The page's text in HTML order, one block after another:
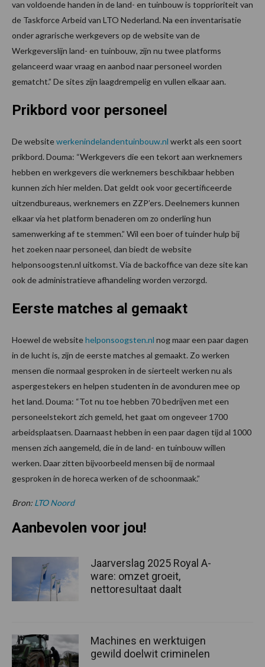
van voldoende handen in de land- en tuinbouw is topprioriteit van
de Taskforce Arbeid van LTO Nederland. Na een inventarisatie
onder agrarische werkgevers op de website van de
Werkgeverslijn land- en tuinbouw, zijn nu twee platforms
gelanceerd waar vraag en aanbod naar personeel worden
gematcht.” De sites zijn laagdrempelig en vullen elkaar aan.
Prikbord voor personeel
De websitewerkenindelandentuinbouw.nl werkt als een soort
prikbord. Douma: “Werkgevers die een tekort aan werknemers
hebben en werkgevers die werknemers beschikbaar hebben
kunnen zich hier melden. Dat geldt ook voor gecertificeerde
uitzendbureaus, werknemers en ZZP’ers. Deelnemers kunnen
elkaar via het platform benaderen om zo onderling hun
samenwerking af te stemmen.” Wil een boer of tuinder hulp bij
het zoeken naar personeel, dan biedt de website
helponsoogsten.nl uitkomst. Via de backoffice van deze site kan
ook de administratieve afhandeling worden verzorgd.
Eerste matches al gemaakt
Hoewel de websitehelponsoogsten.nl nog maar een paar dagen
in de lucht is, zijn de eerste matches al gemaakt. Zo werken
mensen die normaal gesproken in de sierteelt werken nu als
aspergestekers en helpen studenten in de avonduren mee op
het land. Douma: “Tot nu toe hebben 70 bedrijven met een
personeelstekort zich gemeld, het gaat om ongeveer 1700
arbeidsplaatsen. Daarnaast hebben in een paar dagen tijd al 1000
mensen zich aangemeld, die in de land- en tuinbouw willen
werken. Daar zitten bijvoorbeeld mensen bij de normaal
gesproken in de horeca werken of de schoonmaak.”
Bron: LTO Noord
Aanbevolen voor jou!
Jaarverslag 2025 Royal A-
ware: omzet groeit,
nettoresultaat daalt
Machines en werktuigen
gewild doelwit criminelen